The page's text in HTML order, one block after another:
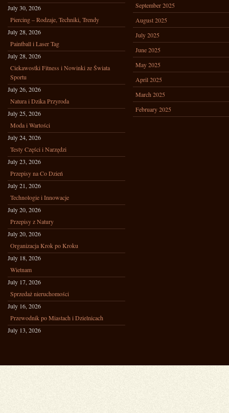
July 30, 2026
Piercing – Rodzaje, Techniki, Trendy
July 28, 2026
Paintball i Laser Tag
July 28, 2026
Ciekawostki Fitness i Nowinki ze Świata
Sportu
July 26, 2026
Natura i Dzika Przyroda
July 25, 2026
Moda i Wartości
July 24, 2026
Testy Części i Narzędzi
July 23, 2026
Przepisy na Co Dzień
July 21, 2026
Technologie i Innowacje
July 20, 2026
Przepisy z Natury
July 20, 2026
Organizacja Krok po Kroku
July 18, 2026
Wietnam
July 17, 2026
Sprzedaż nieruchomości
July 16, 2026
Przewodnik po Miastach i Dzielnicach
July 13, 2026
September 2025
August 2025
July 2025
June 2025
May 2025
April 2025
March 2025
February 2025